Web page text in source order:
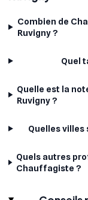
Combien de
Ruvigny ?
Quel
Quelle est la
Ruvigny ?
Quelles villes
Quels autres
Chauffagiste ?